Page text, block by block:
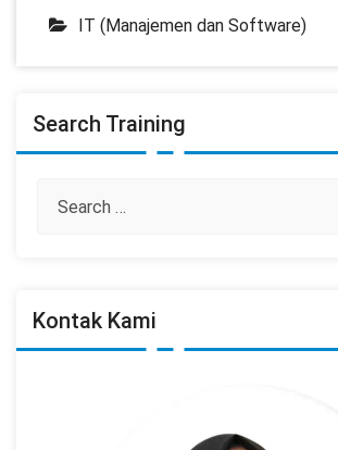
IT (Manajemen dan Software)
Search Training
Kontak Kami